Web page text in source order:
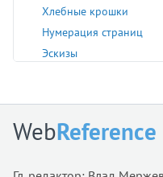
Хлебные крошки
Нумерация страниц
Эскизы
WebReference